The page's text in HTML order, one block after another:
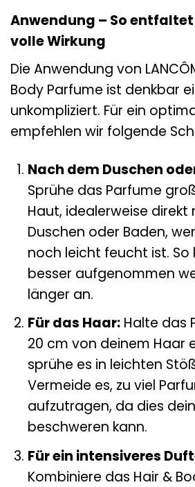
Anwendung – So
volle Wirkung
Die Anwendung von
Body Parfume ist denkbar
unkompliziert. Für ein
empfehlen wir folgende
Nach dem Duschen
Sprühe das Parfume
Haut, idealerweise direkt
Duschen oder Baden,
noch leicht feucht ist. So
besser aufgenommen
länger an.
Für das Haar:Halte das
20 cm von deinem Haar
sprühe es in leichten
Vermeide es, zu viel
aufzutragen, da dies
beschweren kann.
Für ein intensiveres
Kombiniere das Hair &